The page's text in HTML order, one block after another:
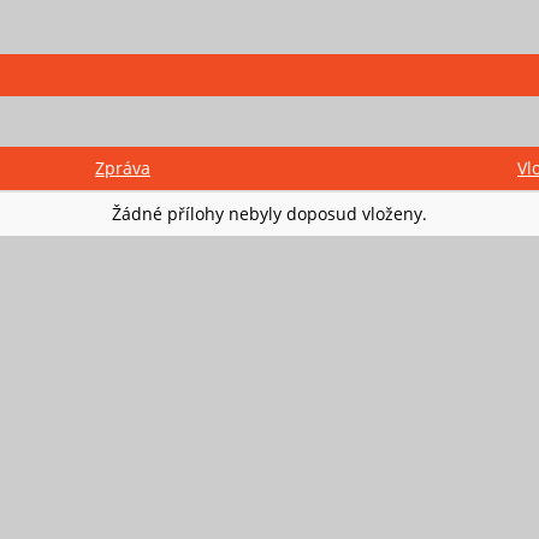
Zpráva
Žádné přílohy nebyly doposud vloženy.